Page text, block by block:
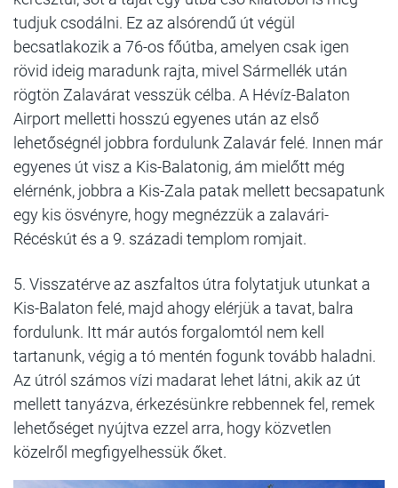
tudjuk csodálni. Ez az alsórendű út végül
becsatlakozik a 76-os főútba, amelyen csak igen
rövid ideig maradunk rajta, mivel Sármellék után
rögtön Zalavárat vesszük célba. A Hévíz-Balaton
Airport melletti hosszú egyenes után az első
lehetőségnél jobbra fordulunk Zalavár felé. Innen már
egyenes út visz a Kis-Balatonig, ám mielőtt még
elérnénk, jobbra a Kis-Zala patak mellett becsapatunk
egy kis ösvényre, hogy megnézzük a zalavári-
Récéskút és a 9. századi templom romjait.
5. Visszatérve az aszfaltos útra folytatjuk utunkat a
Kis-Balaton felé, majd ahogy elérjük a tavat, balra
fordulunk. Itt már autós forgalomtól nem kell
tartanunk, végig a tó mentén fogunk tovább haladni.
Az útról számos vízi madarat lehet látni, akik az út
mellett tanyázva, érkezésünkre rebbennek fel, remek
lehetőséget nyújtva ezzel arra, hogy közvetlen
közelről megfigyelhessük őket.